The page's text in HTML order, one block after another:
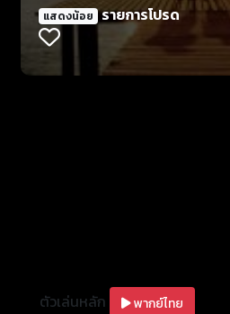
ให้ได้ เมื่อ Charlie ได้พบว่าเขา
วิญญาณของน้องชายที่สุสาน
น้องคนนี้และดูแลตลอดไป แต่เมื่
แสดงน้อย รายการโปรด
ตัวเล่นหลัก พากย์ไทย